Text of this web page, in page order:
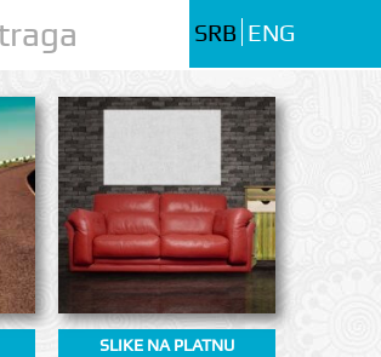
SRB ENG
SLIKE NA PLATNU